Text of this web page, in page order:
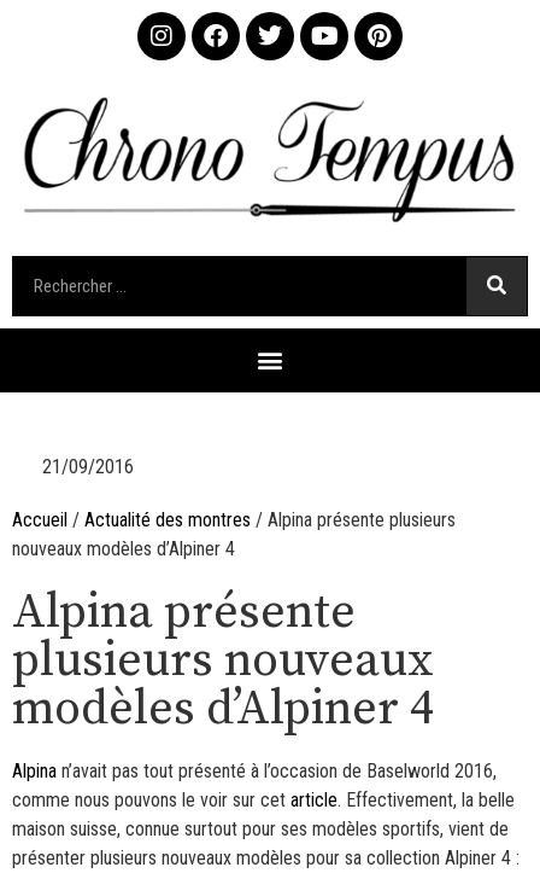
21/09/2016
Accueil / Actualité des montres / Alpina présente plusieurs
nouveaux modèles d’Alpiner 4
Alpina présente
plusieurs nouveaux
modèles d’Alpiner 4
Alpina n’avait pas tout présenté à l’occasion de Baselworld 2016,
comme nous pouvons le voir sur cet article. Effectivement, la belle
maison suisse, connue surtout pour ses modèles sportifs, vient de
présenter plusieurs nouveaux modèles pour sa collection Alpiner 4 :